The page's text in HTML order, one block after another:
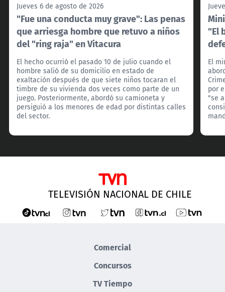
Jueves 6 de agosto de 2026
"Fue una conducta muy grave": Las penas
que arriesga hombre que retuvo a niños
del "ring raja" en Vitacura
El hecho ocurrió el pasado 10 de julio cuando el
hombre salió de su domicilio en estado de
exaltación después de que siete niños tocaran el
timbre de su vivienda dos veces como parte de un
juego. Posteriormente, abordó su camioneta y
persiguió a los menores de edad por distintas calles
del sector.
"El
El
por
"se
TELEVISIÓN NACIONAL DE CHILE
Comercial
Concursos
TV Tiempo